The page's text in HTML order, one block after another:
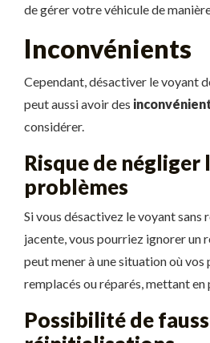
de gérer votre véhicule de
Inconvénients
Cependant, désactiver le voyant
peut aussi avoir des
considérer.
Risque de négliger
problèmes
Si vous désactivez le voyant sans
jacente, vous pourriez ignorer un
peut mener à une situation où
remplacés ou réparés, mettant
Possibilité de